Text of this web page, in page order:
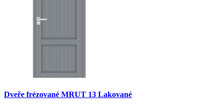
Dveře frézované MRUT 13 Lakované